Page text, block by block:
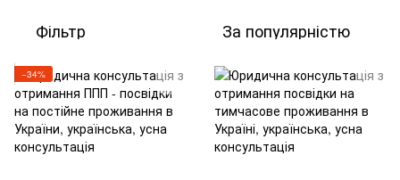
Фільтр За популярністю
−34%